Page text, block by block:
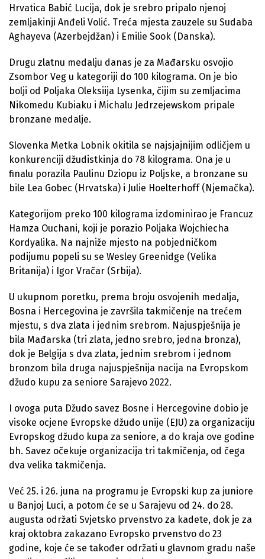
Hrvatica Babić Lucija, dok je srebro pripalo njenoj
zemljakinji Anđeli Volić. Treća mjesta zauzele su Sudaba
Aghayeva (Azerbejdžan) i Emilie Sook (Danska).
Drugu zlatnu medalju danas je za Mađarsku osvojio
Zsombor Veg u kategoriji do 100 kilograma. On je bio
bolji od Poljaka Oleksiija Lysenka, čijim su zemljacima
Nikomedu Kubiaku i Michalu Jedrzejewskom pripale
bronzane medalje.
Slovenka Metka Lobnik okitila se najsjajnijim odličjem u
konkurenciji džudistkinja do 78 kilograma. Ona je u
finalu porazila Paulinu Dziopu iz Poljske, a bronzane su
bile Lea Gobec (Hrvatska) i Julie Hoelterhoff (Njemačka).
Kategorijom preko 100 kilograma izdominirao je Francuz
Hamza Ouchani, koji je porazio Poljaka Wojchiecha
Kordyalika. Na najniže mjesto na pobjedničkom
podijumu popeli su se Wesley Greenidge (Velika
Britanija) i Igor Vračar (Srbija).
U ukupnom poretku, prema broju osvojenih medalja,
Bosna i Hercegovina je završila takmičenje na trećem
mjestu, s dva zlata i jednim srebrom. Najuspješnija je
bila Mađarska (tri zlata, jedno srebro, jedna bronza),
dok je Belgija s dva zlata, jednim srebrom i jednom
bronzom bila druga najuspješnija nacija na Evropskom
džudo kupu za seniore Sarajevo 2022.
I ovoga puta Džudo savez Bosne i Hercegovine dobio je
visoke ocjene Evropske džudo unije (EJU) za organizaciju
Evropskog džudo kupa za seniore, a do kraja ove godine
bh. Savez očekuje organizacija tri takmičenja, od čega
dva velika takmičenja.
Već 25. i 26. juna na programu je Evropski kup za juniore
u Banjoj Luci, a potom će se u Sarajevu od 24. do 28.
augusta održati Svjetsko prvenstvo za kadete, dok je za
kraj oktobra zakazano Evropsko prvenstvo do 23
godine, koje će se također održati u glavnom gradu naše